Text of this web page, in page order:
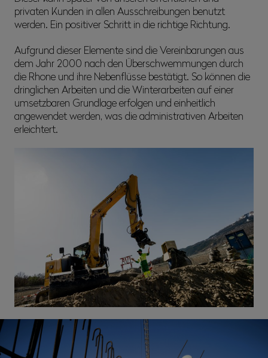
privaten Kunden in allen Ausschreibungen benutzt
werden. Ein positiver Schritt in die richtige Richtung.
Aufgrund dieser Elemente sind die Vereinbarungen aus
dem Jahr 2000 nach den Überschwemmungen durch
die Rhone und ihre Nebenflüsse bestätigt. So können die
dringlichen Arbeiten und die Winterarbeiten auf einer
umsetzbaren Grundlage erfolgen und einheitlich
angewendet werden, was die administrativen Arbeiten
erleichtert.